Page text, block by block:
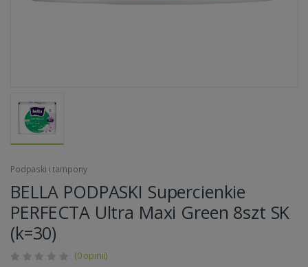
Podpaski i tampony
BELLA PODPASKI Supercienkie
PERFECTA Ultra Maxi Green 8szt SK
(k=30)
(0 opinii)